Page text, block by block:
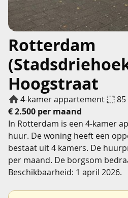
Rotterdam
Hoogstraat
4-kamer appartement 85
€ 2.500 per maand
In Rotterdam is een 4-kamer
huur. De woning heeft een
bestaat uit 4 kamers. De
per maand. De borgsom
Beschikbaarheid: 1 april 2026.